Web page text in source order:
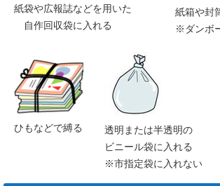
紙袋や広報誌などを用いた
自作回収袋に入れる
紙箱や封筒
※ダンボー
ひもなどで縛る
透明または半透明の
ビニール袋に入れる
※市指定袋に入れない